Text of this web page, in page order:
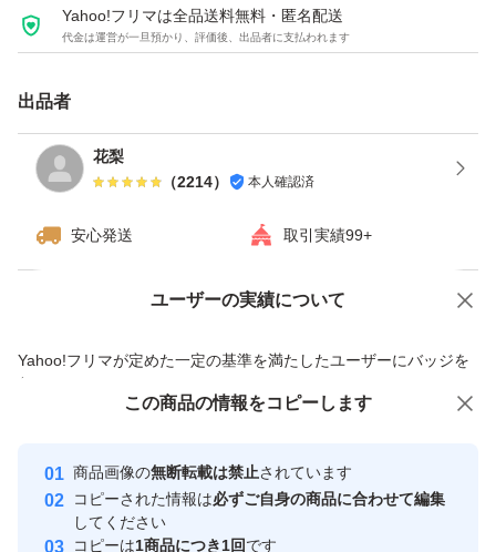
北海道、沖縄の方もこのままのお値段です。
値下げ不可です
Yahoo!フリマは全品送料無料・匿名配送
代金は運営が一旦預かり、評価後、出品者に支払われます
出品者
花梨
（2214） 本人確認済
安心発送 取引実績99+
ユーザーの実績について
Yahoo!フリマが定めた一定の基準を満たしたユーザーにバッジを
付与しています
安心取引出品者
心・安全なユーザーです
取引実績
価格の相談 商品への質問
この商品の情報をコピーします
商品画像の無断転載は禁止されています
コピーされた情報は必ずご自身の商品に合わせて編集
してください
コピーは1商品につき1回です
この商品をみている人にオススメ